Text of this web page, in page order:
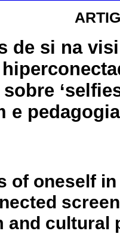
de si na
e
of oneself
and cultural